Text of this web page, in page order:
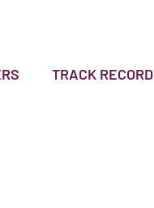
TRACK RECORD